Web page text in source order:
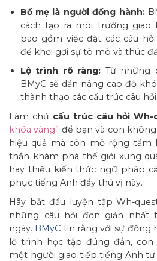
Bố mẹ là người đồng hành:
cách tạo ra môi trường giao
bao gồm việc đặt các câu
để khơi gợi sự tò mò và thúc
Lộ trình rõ ràng: Từ những
BMyC sẽ dần nâng cao độ
thành thạo các cấu trúc câu
Làm chủ cấu trúc câu hỏi Wh-
khóa vàng” để bạn và con
hiệu quả mà còn mở rộng tầm
thần khám phá thế giới xung
hay thiếu kiến thức ngữ pháp
phục tiếng Anh đầy thú vị này.
Hãy bắt đầu luyện tập Wh-
những câu hỏi đơn giản nhất
ngày. BMyC tin rằng với sự đồng
lộ trình học tập đúng đắn,
một người giao tiếp tiếng Anh